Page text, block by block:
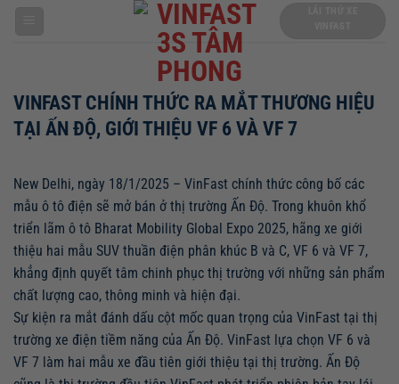
VINFAST CHÍNH THỨC RA MẮT THƯƠNG HIỆU
TẠI ẤN ĐỘ, GIỚI THIỆU VF 6 VÀ VF 7
New Delhi, ngày 18/1/2025 – VinFast chính thức công bố các
mẫu ô tô điện sẽ mở bán ở thị trường Ấn Độ. Trong khuôn khổ
triển lãm ô tô Bharat Mobility Global Expo 2025, hãng xe giới
thiệu hai mẫu SUV thuần điện phân khúc B và C, VF 6 và VF 7,
khẳng định quyết tâm chinh phục thị trường với những sản phẩm
chất lượng cao, thông minh và hiện đại.
Sự kiện ra mắt đánh dấu cột mốc quan trọng của VinFast tại thị
trường xe điện tiềm năng của Ấn Độ. VinFast lựa chọn VF 6 và
VF 7 làm hai mẫu xe đầu tiên giới thiệu tại thị trường. Ấn Độ